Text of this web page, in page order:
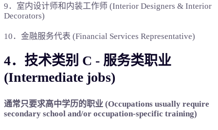
9．室内设计师和内装工作师 (Interior Designers & Interior
Decorators)
10．金融服务代表 (Financial Services Representative)
4．技术类别 C - 服务类职业
(Intermediate jobs)
通常只要求高中学历的职业 (Occupations usually require
secondary school and/or occupation-specific training)